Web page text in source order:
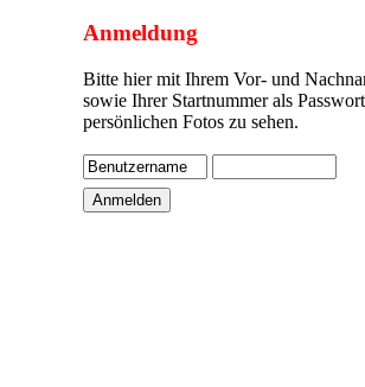
Anmeldung
Bitte hier mit Ihrem Vor- und
sowie Ihrer Startnummer als
persönlichen Fotos zu sehen.